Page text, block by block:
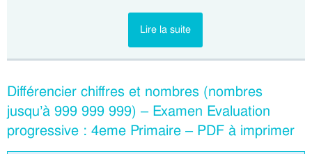
Lire la suite
Différencier chiffres et nombres (nombres
jusqu’à 999 999 999) – Examen Evaluation
progressive : 4eme Primaire – PDF à imprimer